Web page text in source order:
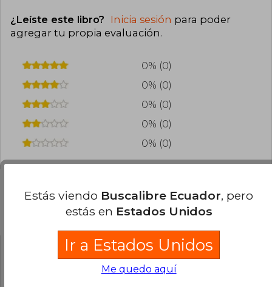
¿Leíste este libro? Inicia sesión para poder
agregar tu propia evaluación.
0% (0)
0% (0)
0% (0)
0% (0)
0% (0)
Preguntas frecuentes sobre el libro
¿El libro es original?
Estás viendo Buscalibre Ecuador, pero
estás en Estados Unidos
Ir a Estados Unidos
Me quedo aquí